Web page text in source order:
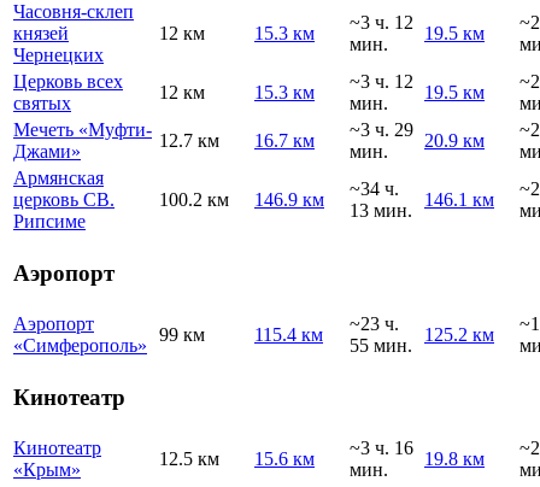
Часовня-склеп
князей
Чернецких
12 км 15.3 км
~3 ч. 12
мин.
19.5 км
Церковь всех
святых
12 км 15.3 км
~3 ч. 12
мин.
19.5 км
Мечеть «Муфти-
Джами»
12.7 км 16.7 км
~3 ч. 29
мин.
20.9 км
Армянская
церковь СВ.
Рипсиме
100.2 км 146.9 км
~34 ч.
13 мин.
146.1 км
Аэропорт
Аэропорт
«Симферополь»
99 км 115.4 км
~23 ч.
55 мин.
125.2 км
Кинотеатр
Кинотеатр
«Крым»
12.5 км 15.6 км
~3 ч. 16
мин.
19.8 км